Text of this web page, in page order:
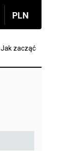
PLN
Jak zacząć